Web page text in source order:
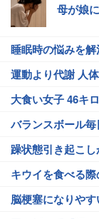
母が娘
睡眠時の悩みを
運動より代謝 人
大食い女子 46キ
バランスボール
躁状態引き起こ
キウイを食べる
脳梗塞になりや